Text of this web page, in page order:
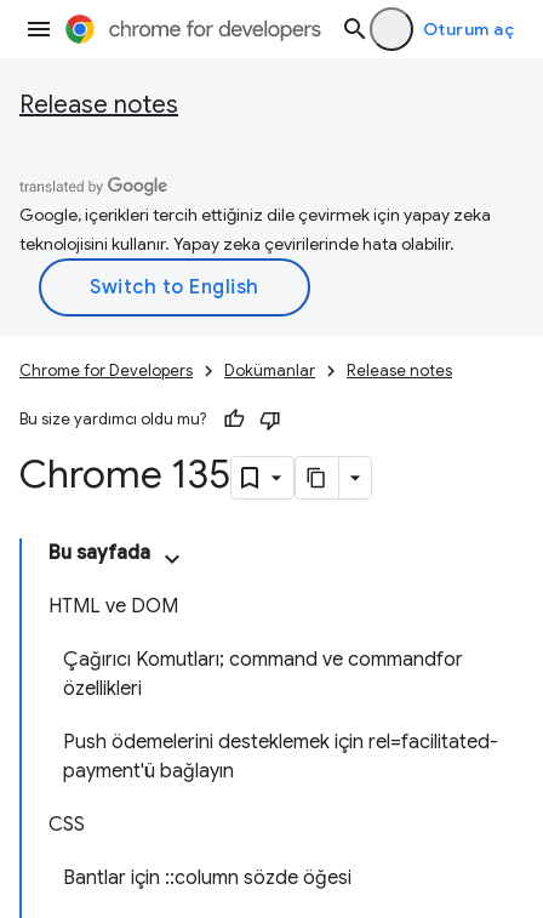
Oturum aç
Release notes
Google, içerikleri tercih ettiğiniz dile çevirmek için yapay zeka
teknolojisini kullanır. Yapay zeka çevirilerinde hata olabilir.
Chrome for Developers Dokümanlar Release notes
Bu size yardımcı oldu mu?
Chrome 135
Bu sayfada
HTML ve DOM
Çağırıcı Komutları; command ve commandfor
özellikleri
Push ödemelerini desteklemek için rel=facilitated-
payment'ü bağlayın
CSS
Bantlar için ::column sözde öğesi